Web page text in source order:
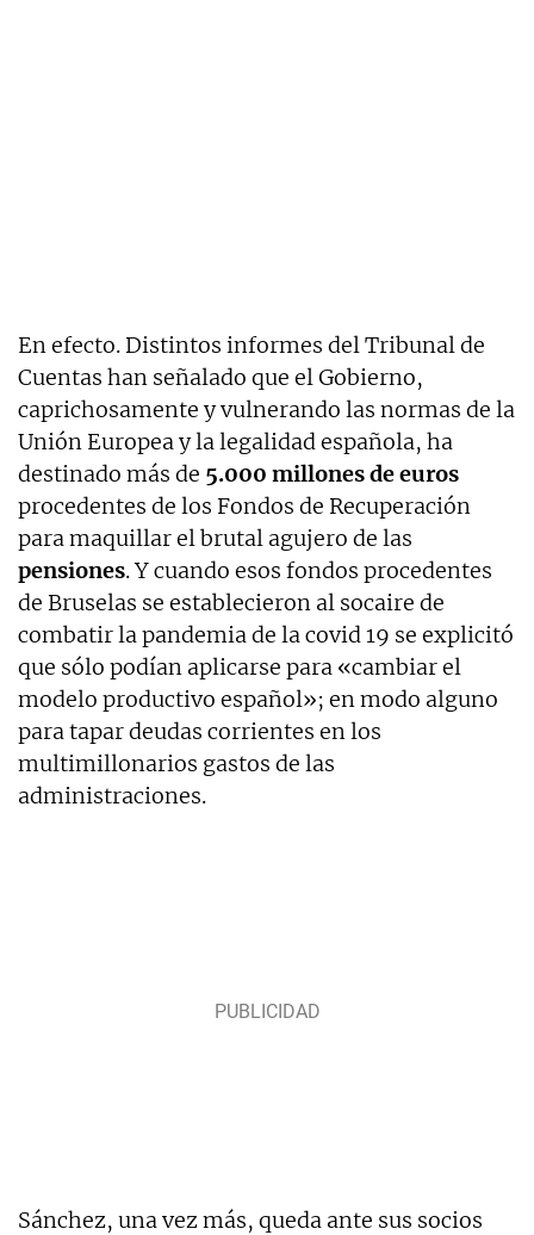
En efecto. Distintos informes del Tribunal de
Cuentas han señalado que el Gobierno,
caprichosamente y vulnerando las normas de la
Unión Europea y la legalidad española, ha
destinado más de 5.000 millones de euros
procedentes de los Fondos de Recuperación
para maquillar el brutal agujero de las
pensiones. Y cuando esos fondos procedentes
de Bruselas se establecieron al socaire de
combatir la pandemia de la covid 19 se explicitó
que sólo podían aplicarse para «cambiar el
modelo productivo español»; en modo alguno
para tapar deudas corrientes en los
multimillonarios gastos de las
administraciones.
Sánchez, una vez más, queda ante sus socios